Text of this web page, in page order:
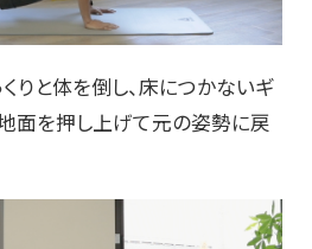
りと体を倒し、床につかないギ
面を押し上げて元の姿勢に戻